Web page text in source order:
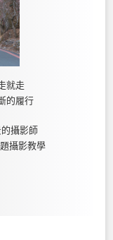
就走
的履行
攝影師
攝影教學